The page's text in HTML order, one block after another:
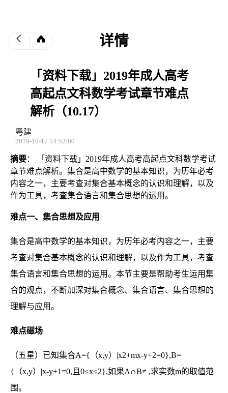
详情
「资料下载」2019年成人高考
高起点文科数学考试章节难点
解析（10.17）
粤建
2019-10-17 14:52:00
摘要： 「资料下载」2019年成人高考高起点文科数学考试
章节难点解析。集合是高中数学的基本知识，为历年必考
内容之一，主要考查对集合基本概念的认识和理解，以及
作为工具，考查集合语言和集合思想的运用。
难点一、 集合思想及应用
集合是高中数学的基本知识，为历年必考内容之一，主要
考查对集合基本概念的认识和理解，以及作为工具，考查
集合语言和集合思想的运用。本节主要是帮助考生运用集
合的观点，不断加深对集合概念、集合语言、集合思想的
理解与应用。
难点磁场
（五星）已知集合A={ （x,y） |x2+mx-y+2=0},B=
{ （x,y） |x-y+1=0, 且 0≤x≤2},如果A ∩B≠ ,求实数m的取值范
围。